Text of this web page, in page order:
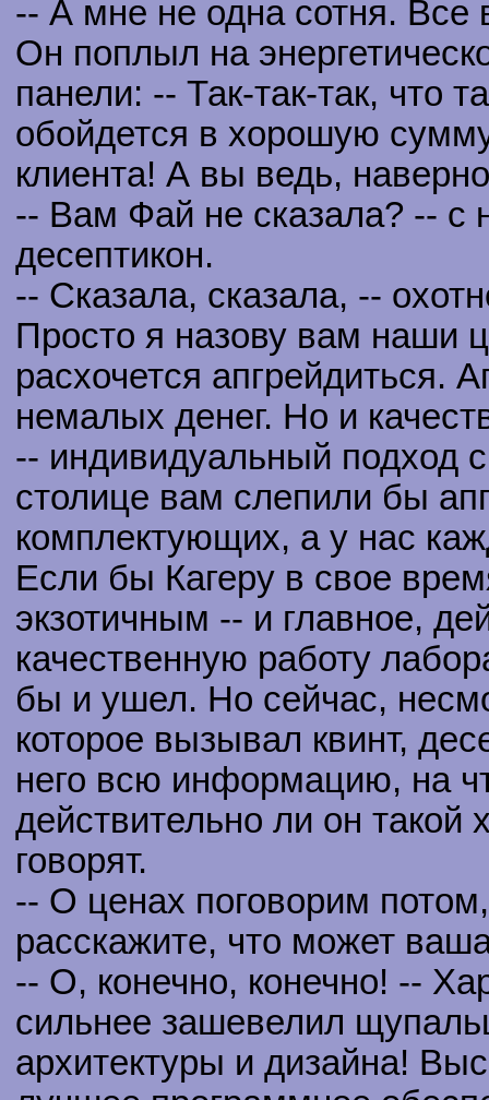
-- А мне не одна сотня. Все
Он поплыл на
панели: -- Так-так-так, что
обойдется в хорошую
клиента! А вы ведь,
-- Вам Фай не сказала? -- с
десептикон.
-- Сказала, сказала, --
Просто я назову вам наши
расхочется апгрейдиться.
немалых денег. Но и
-- индивидуальный подход
столице вам слепили бы
комплектующих, а у нас
Если бы Кагеру в свое
экзотичным -- и главное,
качественную работу
бы и ушел. Но сейчас,
которое вызывал квинт,
него всю информацию, на
действительно ли он такой
говорят.
-- О ценах поговорим
расскажите, что может
-- О, конечно, конечно! --
сильнее зашевелил
архитектуры и дизайна!